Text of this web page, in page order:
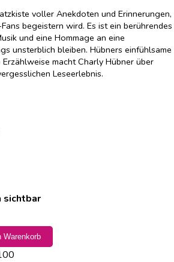
voller Anekdoten und Erinnerungen,
begeistern wird. Es ist ein berührendes
und eine Hommage an eine
unsterblich bleiben. Hübners einfühlsame
macht Charly Hübner über
Leseerlebnis.
sichtbar
Warenkorb